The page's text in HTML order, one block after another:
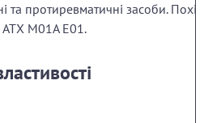
та протиревматичні засоби.
АТХ М01А Е01.